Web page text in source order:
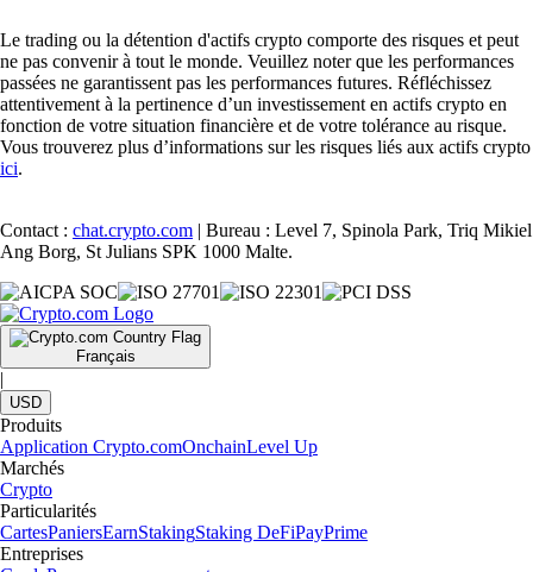
Le trading ou la détention d'actifs crypto comporte des risques et peut
ne pas convenir à tout le monde. Veuillez noter que les performances
passées ne garantissent pas les performances futures. Réfléchissez
attentivement à la pertinence d’un investissement en actifs crypto en
fonction de votre situation financière et de votre tolérance au risque.
Vous trouverez plus d’informations sur les risques liés aux actifs crypto
ici.
Contact : chat.crypto.com | Bureau : Level 7, Spinola Park, Triq Mikiel
Ang Borg, St Julians SPK 1000 Malte.
Français
|
USD
Produits
Application Crypto.comOnchainLevel Up
Marchés
Crypto
Particularités
CartesPaniersEarnStakingStaking DeFiPayPrime
Entreprises